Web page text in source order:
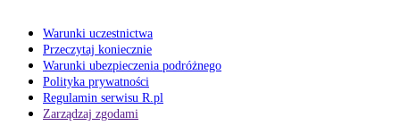
Warunki uczestnictwa
Przeczytaj koniecznie
Warunki ubezpieczenia podróżnego
Polityka prywatności
Regulamin serwisu R.pl
Zarządzaj zgodami